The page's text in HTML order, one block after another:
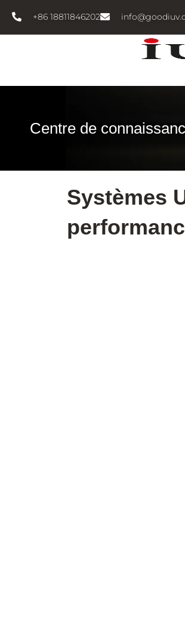
内
+86 18811846202
Centre de
Systèmes